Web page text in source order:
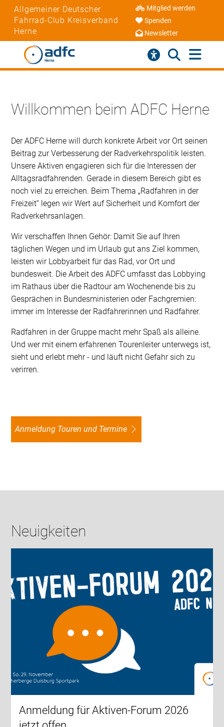
Allgemeiner Deutscher
Fahrrad-Club Kreisverband
Herne
Mitglied werden
Spenden
Newsletter
Willkommen beim ADFC Herne
Der ADFC Herne will durch konkrete Arbeit vor Ort seinen
Beitrag zur Verbesserung der Radverkehrspolitik leisten.
Unsere Aktiven engagieren sich für die Interessen der
Alltagsradfahrenden. Gerade in diesem Bereich gibt es
noch viel zu erreichen. Beim Thema „Radfahren in der
Freizeit“ legen wir Wert auf Sicherheit und Komfort der
Radverkehrsanlagen.
Wir verschaffen Ihnen Gehör: Damit Sie auf Ihren
täglichen Wegen und im Urlaub gut ans Ziel kommen,
leisten wir Lobbyarbeit für das Rad, vor Ort und
bundesweit. Die Arbeit des ADFC umfasst das Lobbying
im Rathaus über die Radtour am Wochenende bis zu
Gesprächen in Bundesministerien oder Fachgremien:
immer im Interesse der Radfahrerinnen und Radfahrer.
Radfahren in der Gruppe macht mehr Spaß als alleine.
Und wer mit einem erfahrenen Tourenleiter unterwegs ist,
sieht und erlebt mehr - und läuft nicht Gefahr sich zu
verirren.
Anmeldung Touren und Termine
Neuigkeiten
Anmeldung für Aktiven-Forum 2026